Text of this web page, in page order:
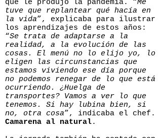
que le produjo la pandemia. “Me
tuve que replantear qué hacía en
la vida”, explicaba para ilustrar
los aprendizajes de estos años:
“Se trata de adaptarse a la
realidad, a la evolución de las
cosas. El menú no lo elijo yo, lo
eligen las circunstancias que
estamos viviendo ese día porque
no podemos renegar de lo que está
ocurriendo. ¿Huelga de
transportes? Vamos a ver lo que
tenemos. Si hay lubina bien, si
no, otra cosa”, indicaba el chef.
Camarena al natural.